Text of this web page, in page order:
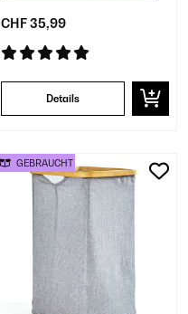
CHF 35,99
Details
GEBRAUCHT